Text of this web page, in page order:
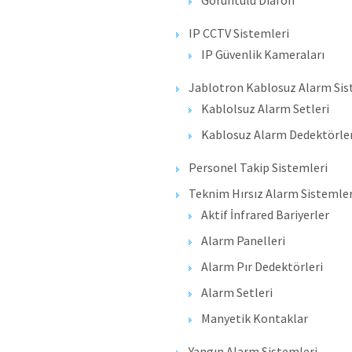
IP CCTV Sistemleri
IP Güvenlik Kameraları
Jablotron Kablosuz Alarm
Kablolsuz Alarm Setleri
Kablosuz Alarm
Personel Takip Sistemleri
Teknim Hırsız Alarm
Aktif İnfrared Bariyerler
Alarm Panelleri
Alarm Pır Dedektörleri
Alarm Setleri
Manyetik Kontaklar